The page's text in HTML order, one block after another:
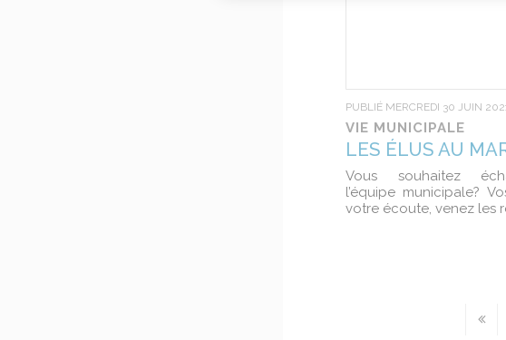
PUBLIÉ MERCREDI 30 JUIN
VIE MUNICIPALE
LES ÉLUS AU
Vous souhaitez
l’équipe municipale?
votre écoute, venez les